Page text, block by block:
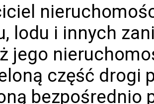
lodu i innych
jego
część drogi
bezpośrednio